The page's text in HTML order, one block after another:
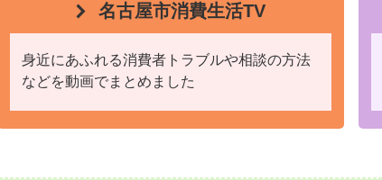
名古屋市消費生活TV
身近にあふれる消費者トラブルや相談の方法
などを動画でまとめました